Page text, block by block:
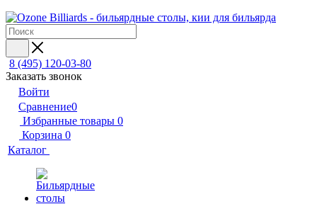
8 (495) 120-03-80
Заказать звонок
Войти
Сравнение0
Избранные товары 0
Корзина 0
Каталог